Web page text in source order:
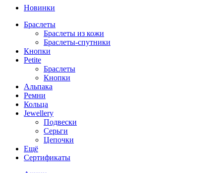
Новинки
Браслеты
Браслеты из кожи
Браслеты-спутники
Кнопки
Petite
Браслеты
Кнопки
Альпака
Ремни
Кольца
Jewellery
Подвески
Серьги
Цепочки
Ещё
Сертификаты